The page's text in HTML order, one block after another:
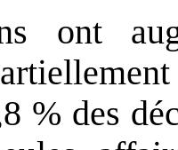
ont
% des